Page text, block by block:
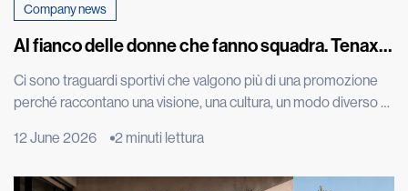
Company news
Al fianco delle donne che fanno squadra. Tenax
A1 della squadra di basket femminile di Costa
Masnaga
Ci sono traguardi sportivi che valgono più di una promozione
perché raccontano una visione, una cultura, un modo diverso di
Masnaga, squadra di basket femminile di cui siamo sponsor, è
12 June 2026 2 minuti lettura